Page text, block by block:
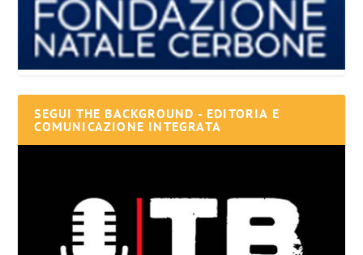
SEGUI THE BACKGROUND - EDITORIA E
COMUNICAZIONE INTEGRATA